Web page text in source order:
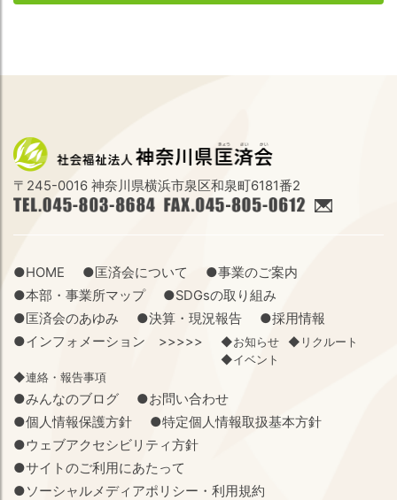
〒245-0016 神奈川県横浜市泉区和泉町6181番2
●HOME ●匡済会について
●事業のご案内
●本部・事業所マップ
●SDGsの取り組み
●匡済会のあゆみ
●決算・現況報告
●採用情報
●インフォメーション >>>>>
◆お知らせ
◆リクルート
◆イベント
◆連絡・報告事項
●みんなのブログ
●お問い合わせ
●個人情報保護方針
●特定個人情報取扱基本方針
●ウェブアクセシビリティ方針
●サイトのご利用にあたって
●ソーシャルメディアポリシー・利用規約